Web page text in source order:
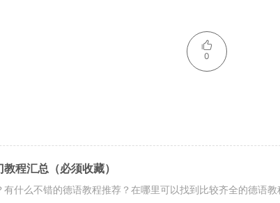
0
程汇总（必须收藏）
有什么不错的德语教程推荐？在哪里可以找到比较齐全的德语